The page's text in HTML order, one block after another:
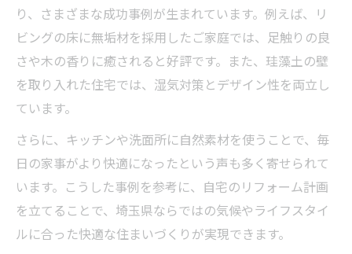
り、さまざまな成功事例が生まれています。例えば、リ
ビングの床に無垢材を採用したご家庭では、足触りの良
さや木の香りに癒されると好評です。また、珪藻土の壁
を取り入れた住宅では、湿気対策とデザイン性を両立し
ています。
さらに、キッチンや洗面所に自然素材を使うことで、毎
日の家事がより快適になったという声も多く寄せられて
います。こうした事例を参考に、自宅のリフォーム計画
を立てることで、埼玉県ならではの気候やライフスタイ
ルに合った快適な住まいづくりが実現できます。